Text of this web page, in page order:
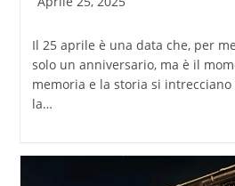
Il 25 aprile è una data che, per
solo un anniversario, ma è il
memoria e la storia si
la…